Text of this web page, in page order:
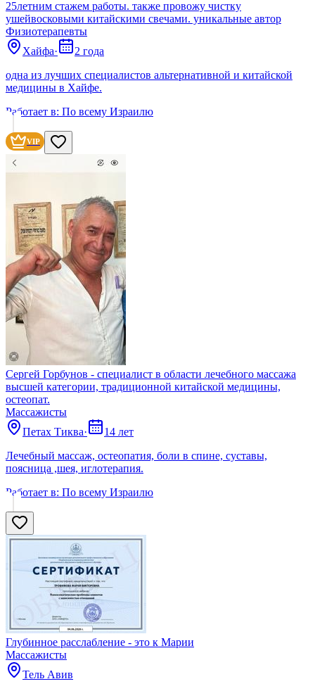
25летним стажем работы. также провожу чистку
ушейвосковыми китайскими свечами. уникальные автор
Физиотерапевты
Хайфа·
2 года
одна из лучших специалистов альтернативной и китайской
медицины в Хайфе.
Работает в: По всему Израилю
VIP
Сергей Горбунов - специалист в области лечебного массажа
высшей категории, традиционной китайской медицины,
остеопат.
Массажисты
Петах Тиква·
14 лет
Лечебный массаж, остеопатия, боли в спине, суставы,
поясница ,шея, иглотерапия.
Работает в: По всему Израилю
Глубинное расслабление - это к Марии
Массажисты
Тель Авив